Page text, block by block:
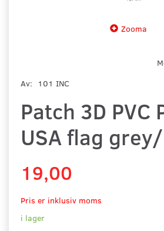
Zooma
Av:
101 INC
Patch 3D PVC
USA flag
19,00
Pris er inklusiv moms
i lager